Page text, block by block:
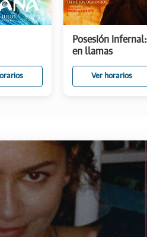
Posesión infernal:
en llamas
Ver horarios